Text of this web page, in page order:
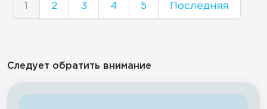
1 2 3 4 5 Последняя
Следует обратить внимание